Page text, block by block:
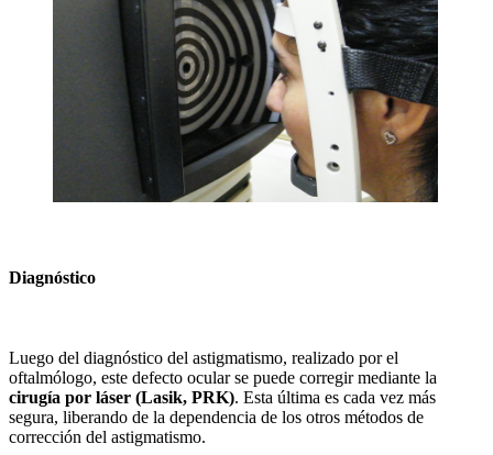
Diagnóstico
Luego del diagnóstico del astigmatismo, realizado por el
oftalmólogo, este defecto ocular se puede corregir mediante la
cirugía por láser (Lasik, PRK). Esta última es cada vez más
segura, liberando de la dependencia de los otros métodos de
corrección del astigmatismo.